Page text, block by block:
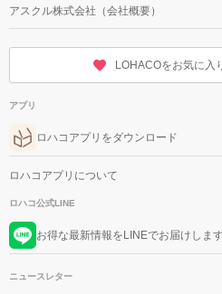
アスクル株式会社（会社概要）
LOHACOをお気に入
アプリ
ロハコアプリをダウンロード
ロハコアプリについて
ロハコ公式LINE
お得な最新情報をLINEでお届けします
ニュースレター